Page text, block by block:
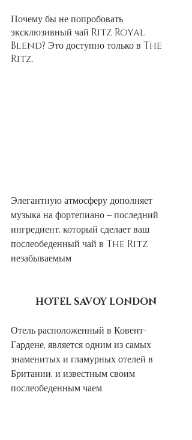
Почему бы не попробовать
эксклюзивный чай Ritz Royal
Blend? Это доступно только в The
Ritz.
Элегантную атмосферу дополняет
музыка на фортепиано – последний
ингредиент, который сделает ваш
послеобеденный чай в The Ritz
незабываемым
HOTEL SAVOY LONDON
Отель расположенный в Ковент-
Гардене, является одним из самых
знаменитых и гламурных отелей в
Британии, и известным своим
послеобеденным чаем.